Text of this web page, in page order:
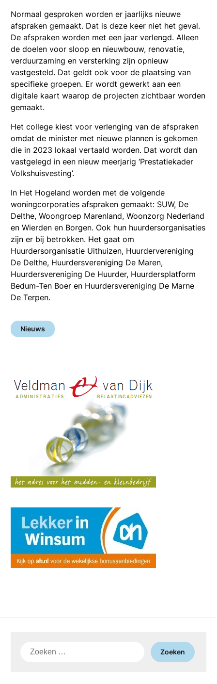
Normaal gesproken worden er jaarlijks nieuwe
afspraken gemaakt. Dat is deze keer niet het geval.
De afspraken worden met een jaar verlengd. Alleen
de doelen voor sloop en nieuwbouw, renovatie,
verduurzaming en versterking zijn opnieuw
vastgesteld. Dat geldt ook voor de plaatsing van
specifieke groepen. Er wordt gewerkt aan een
digitale kaart waarop de projecten zichtbaar worden
gemaakt.
Het college kiest voor verlenging van de afspraken
omdat de minister met nieuwe plannen is gekomen
die in 2023 lokaal vertaald worden. Dat wordt dan
vastgelegd in een nieuw meerjarig ‘Prestatiekader
Volkshuisvesting’.
In Het Hogeland worden met de volgende
woningcorporaties afspraken gemaakt: SUW, De
Delthe, Woongroep Marenland, Woonzorg Nederland
en Wierden en Borgen. Ook hun huurdersorganisaties
zijn er bij betrokken. Het gaat om
Huurdersorganisatie Uithuizen, Huurdervereniging
De Delthe, Huurdersvereniging De Maren,
Huurdersvereniging De Huurder, Huurdersplatform
Bedum-Ten Boer en Huurdersvereniging De Marne
De Terpen.
Nieuws
Zoeken